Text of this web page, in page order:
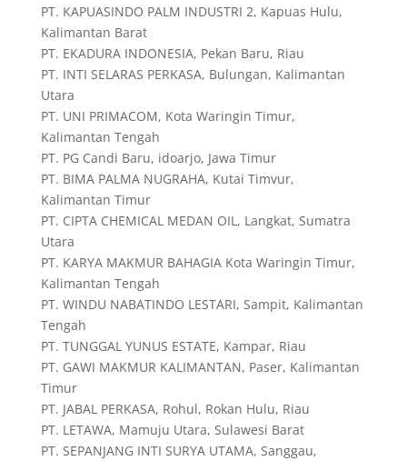
PT. KAPUASINDO PALM INDUSTRI 2, Kapuas Hulu,
Kalimantan Barat
PT. EKADURA INDONESIA, Pekan Baru, Riau
PT. INTI SELARAS PERKASA, Bulungan, Kalimantan
Utara
PT. UNI PRIMACOM, Kota Waringin Timur,
Kalimantan Tengah
PT. PG Candi Baru, idoarjo, Jawa Timur
PT. BIMA PALMA NUGRAHA, Kutai Timvur,
Kalimantan Timur
PT. CIPTA CHEMICAL MEDAN OIL, Langkat, Sumatra
Utara
PT. KARYA MAKMUR BAHAGIA Kota Waringin Timur,
Kalimantan Tengah
PT. WINDU NABATINDO LESTARI, Sampit, Kalimantan
Tengah
PT. TUNGGAL YUNUS ESTATE, Kampar, Riau
PT. GAWI MAKMUR KALIMANTAN, Paser, Kalimantan
Timur
PT. JABAL PERKASA, Rohul, Rokan Hulu, Riau
PT. LETAWA, Mamuju Utara, Sulawesi Barat
PT. SEPANJANG INTI SURYA UTAMA, Sanggau,